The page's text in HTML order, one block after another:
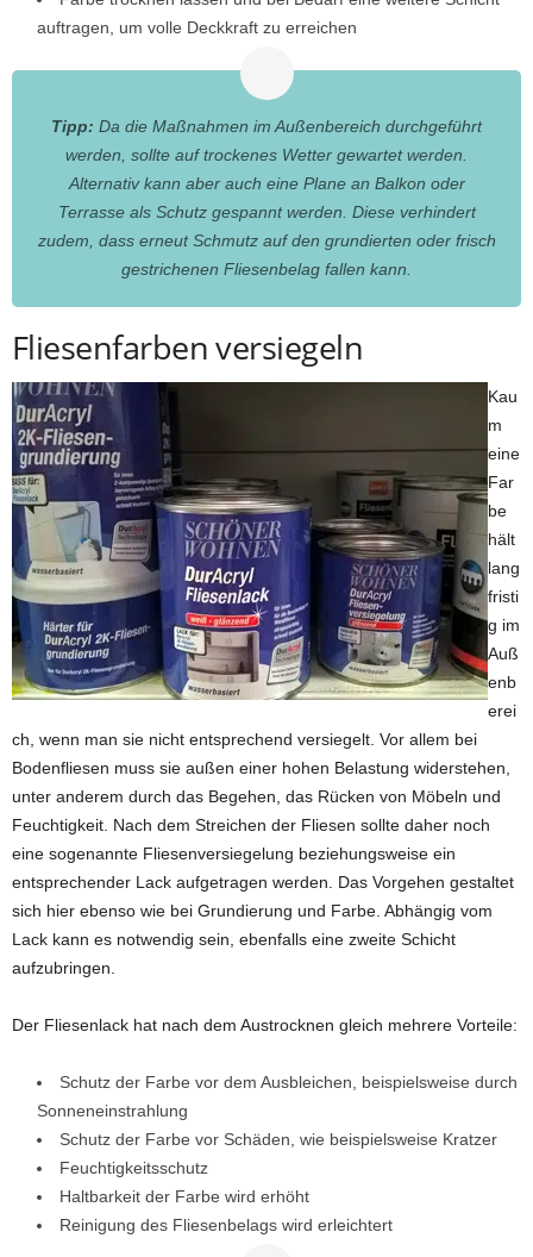
auftragen, um volle Deckkraft zu erreichen
Tipp: Da die Maßnahmen im Außenbereich durchgeführt
werden, sollte auf trockenes Wetter gewartet werden.
Alternativ kann aber auch eine Plane an Balkon oder
Terrasse als Schutz gespannt werden. Diese verhindert
zudem, dass erneut Schmutz auf den grundierten oder frisch
gestrichenen Fliesenbelag fallen kann.
Fliesenfarben versiegeln
Kau
m
eine
Far
be
hält
lang
fristi
g im
Auß
enb
erei
ch, wenn man sie nicht entsprechend versiegelt. Vor allem bei
Bodenfliesen muss sie außen einer hohen Belastung widerstehen,
unter anderem durch das Begehen, das Rücken von Möbeln und
Feuchtigkeit. Nach dem Streichen der Fliesen sollte daher noch
eine sogenannte Fliesenversiegelung beziehungsweise ein
entsprechender Lack aufgetragen werden. Das Vorgehen gestaltet
sich hier ebenso wie bei Grundierung und Farbe. Abhängig vom
Lack kann es notwendig sein, ebenfalls eine zweite Schicht
aufzubringen.
Der Fliesenlack hat nach dem Austrocknen gleich mehrere Vorteile:
Schutz der Farbe vor dem Ausbleichen, beispielsweise durch
Sonneneinstrahlung
Schutz der Farbe vor Schäden, wie beispielsweise Kratzer
Feuchtigkeitsschutz
Haltbarkeit der Farbe wird erhöht
Reinigung des Fliesenbelags wird erleichtert